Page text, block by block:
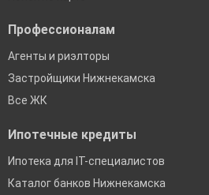
Профессионалам
Агенты и риэлторы
Застройщики Нижнекамска
Все ЖК
Ипотечные кредиты
Ипотека для IT-специалистов
Каталог банков Нижнекамска